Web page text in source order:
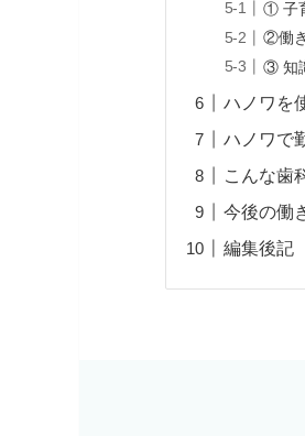
① 子
②働
③ 知
ハノワを
ハノワで
こんな歯
今後の働
編集後記